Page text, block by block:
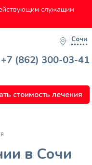
служащим
Сочи
+7 (862) 300-03-41
стоимость лечения
в Сочи